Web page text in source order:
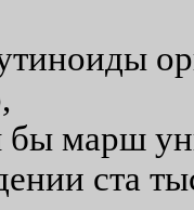
бы марш
ста